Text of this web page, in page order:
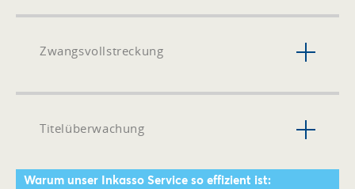
Zwangsvollstreckung
Titelüberwachung
Warum unser Inkasso Service so effizient ist: